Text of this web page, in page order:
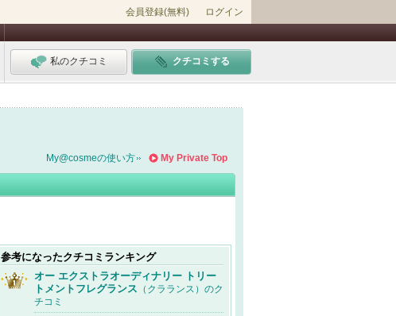
会員登録(無料) ログイン
私のクチコミ クチコミする
My Private Top
My@cosmeの使い方
参考になったクチコミランキング
オー エクストラオーディナリー トリー
トメントフレグランス （クラランス）のク
チコミ